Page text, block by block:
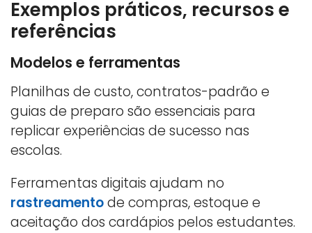
Exemplos práticos, recursos e
referências
Modelos e ferramentas
Planilhas de custo, contratos-padrão e
guias de preparo são essenciais para
replicar experiências de sucesso nas
escolas.
Ferramentas digitais ajudam no
rastreamentode compras, estoque e
aceitação dos cardápios pelos estudantes.